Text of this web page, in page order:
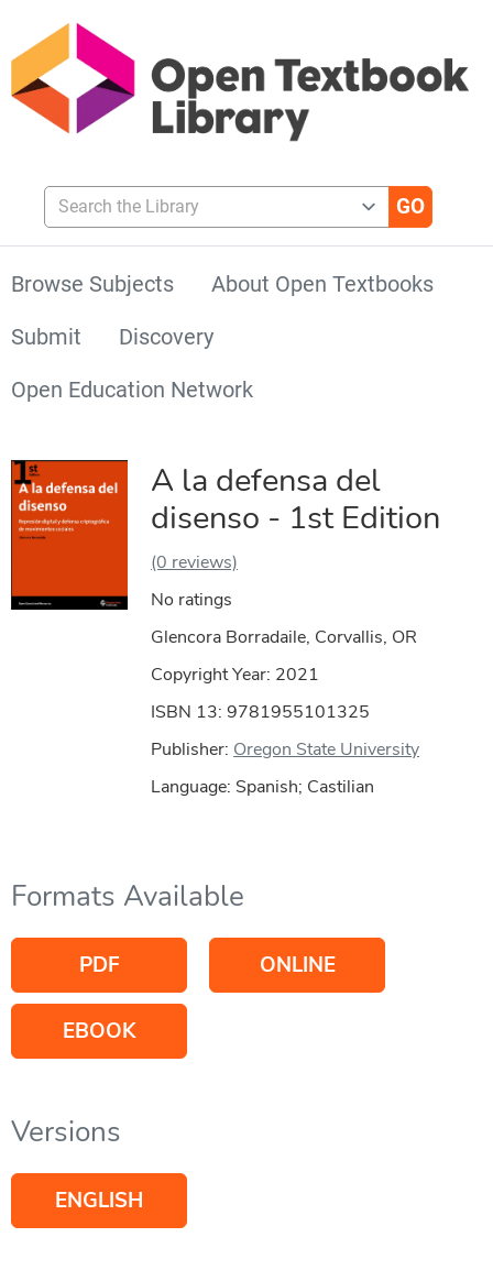
Search the Library
Browse Subjects
About Open Textbooks
Submit
Discovery
Open Education Network
A la defensa del
disenso - 1st Edition
(0 reviews)
No ratings
Glencora Borradaile, Corvallis, OR
Copyright Year: 2021
ISBN 13: 9781955101325
Publisher: Oregon State University
Language: Spanish; Castilian
Formats Available
PDF ONLINE
EBOOK
Versions
ENGLISH